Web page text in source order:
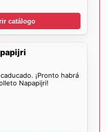
catálogo
¡Pronto habrá
Napapijri!